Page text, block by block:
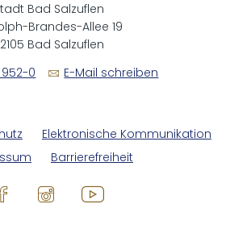
Bad Salzuflen
Brandes-Allee 19
Bad Salzuflen
952-0
E-Mail schreiben
Elektronische Kommunikation
Barrierefreiheit